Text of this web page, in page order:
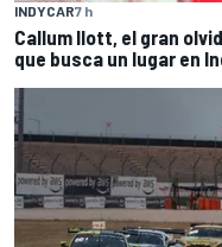
INDYCAR7 h
Callum Ilott, el gran
que busca un lugar en